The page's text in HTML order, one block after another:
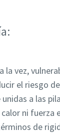
vez,
el riesgo
a las
ni fuerza
de